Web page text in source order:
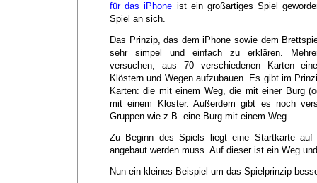
für das iPhone ist ein großartiges Spiel
Spiel an sich.
Das Prinzip, das dem iPhone sowie dem
sehr simpel und einfach zu erklären.
versuchen, aus 70 verschiedenen Karten
Klöstern und Wegen aufzubauen. Es gibt im
Karten: die mit einem Weg, die mit einer Burg
mit einem Kloster. Außerdem gibt es noch
Gruppen wie z.B. eine Burg mit einem Weg.
Zu Beginn des Spiels liegt eine Startkarte auf
angebaut werden muss. Auf dieser ist ein Weg
Nun ein kleines Beispiel um das Spielprinzip